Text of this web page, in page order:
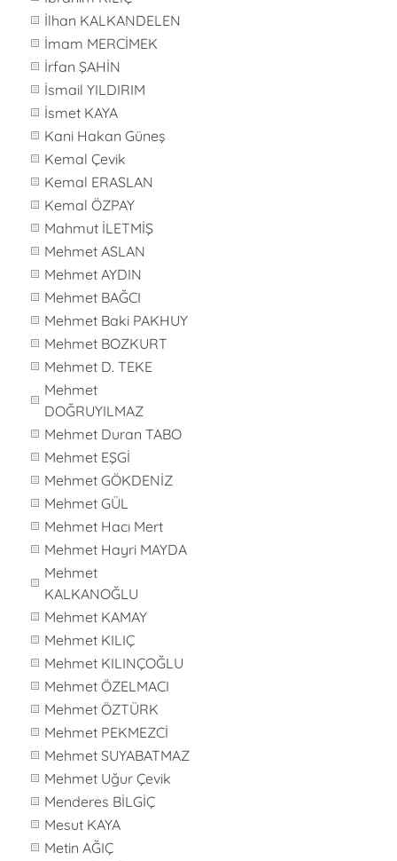
İlhan KALKANDELEN
İmam MERCİMEK
İrfan ŞAHİN
İsmail YILDIRIM
İsmet KAYA
Kani Hakan Güneş
Kemal Çevik
Kemal ERASLAN
Kemal ÖZPAY
Mahmut İLETMİŞ
Mehmet ASLAN
Mehmet AYDIN
Mehmet BAĞCI
Mehmet Baki PAKHUY
Mehmet BOZKURT
Mehmet D. TEKE
Mehmet
DOĞRUYILMAZ
Mehmet Duran TABO
Mehmet EŞGİ
Mehmet GÖKDENİZ
Mehmet GÜL
Mehmet Hacı Mert
Mehmet Hayri MAYDA
Mehmet
KALKANOĞLU
Mehmet KAMAY
Mehmet KILIÇ
Mehmet KILINÇOĞLU
Mehmet ÖZELMACI
Mehmet ÖZTÜRK
Mehmet PEKMEZCİ
Mehmet SUYABATMAZ
Mehmet Uğur Çevik
Menderes BİLGİÇ
Mesut KAYA
Metin AĞIÇ